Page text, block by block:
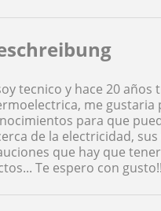
tecnico y hace 20 años
me gustaria
para que
de la electricidad, sus
que hay que
Te espero con gusto!!